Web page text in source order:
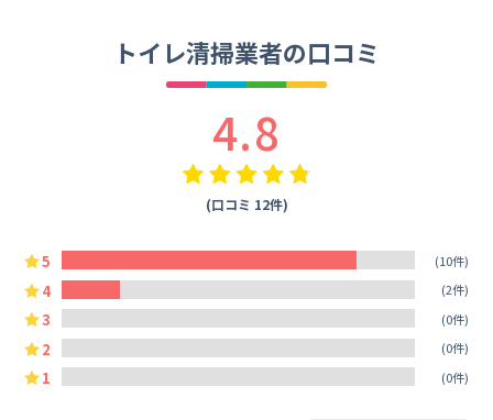
トイレ清掃業者の口コミ
4.8
(口コミ 12件)
5 (10件)
4 (2件)
3 (0件)
2 (0件)
1 (0件)